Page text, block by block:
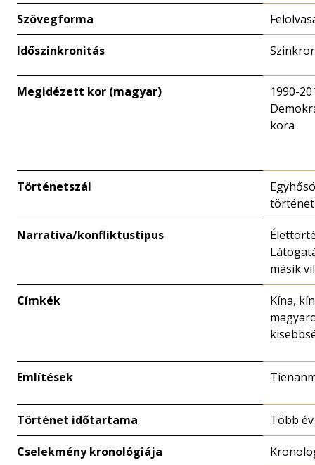
Szövegforma
Időszinkronitás
Megidézett kor (magyar)
1990-
kora
Történetszál
történet
Narratíva/konfliktustípus
másik
Címkék
Kína,
Említések
Történet időtartama Több év
Cselekmény kronológiája